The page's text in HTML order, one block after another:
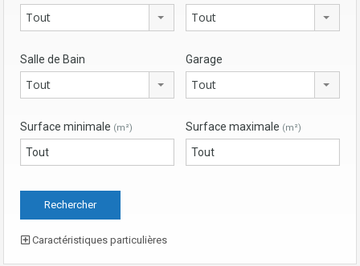
Tout Tout
Salle de Bain
Tout
Garage
Tout
Surface minimale (m²) Surface maximale (m²)
Caractéristiques particulières